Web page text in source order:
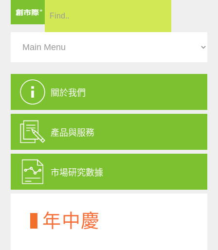
關於我們
產品與服務
市場研究數據
年中慶